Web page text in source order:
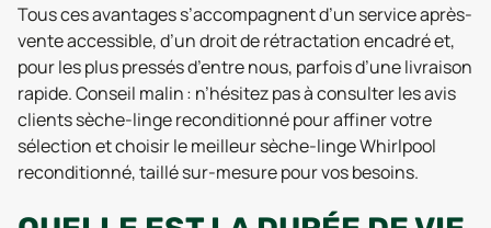
Tous ces avantages s’accompagnent d’un service après-
vente accessible, d’un droit de rétractation encadré et,
pour les plus pressés d’entre nous, parfois d’une livraison
rapide. Conseil malin : n’hésitez pas à consulter les avis
clients sèche-linge reconditionné pour affiner votre
sélection et choisir le meilleur sèche-linge Whirlpool
reconditionné, taillé sur-mesure pour vos besoins.